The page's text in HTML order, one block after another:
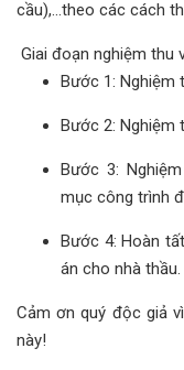
cầu),...theo các cách
Giai đoạn nghiệm thu
Bước 1: Nghiệm
Bước 2: Nghiệm
Bước 3:
mục công trình
Bước 4: Hoàn
án cho nhà thầu.
Cảm ơn quý độc giả
này!